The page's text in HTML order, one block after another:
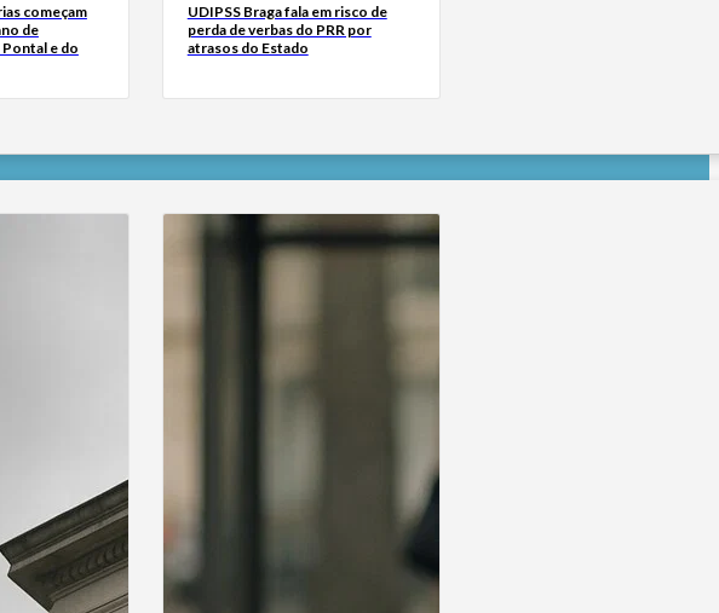
começam
de
e do
UDIPSS Braga fala em risco de
perda de verbas do PRR por
atrasos do Estado